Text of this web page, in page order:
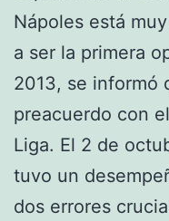
Nápoles está
a ser la primera
2013, se informó
preacuerdo con
Liga. El 2 de
tuvo un
dos errores